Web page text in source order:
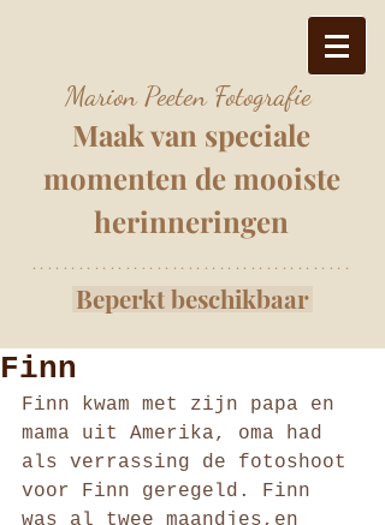
Marion Peeten Fotografie
Maak van speciale
momenten de mooiste
herinneringen
*****************************************
Beperkt beschikbaar
Finn
Finn kwam met zijn papa en
mama uit Amerika, oma had
als verrassing de fotoshoot
voor Finn geregeld. Finn
was al twee maandjes,en